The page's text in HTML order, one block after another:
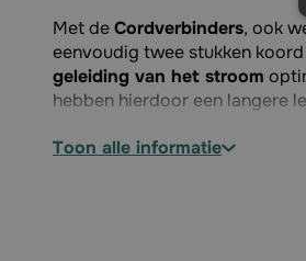
Met deCordverbinders, ook
eenvoudig twee stukken
geleiding van het stroom
hebben hierdoor een langere
toon alle informatie